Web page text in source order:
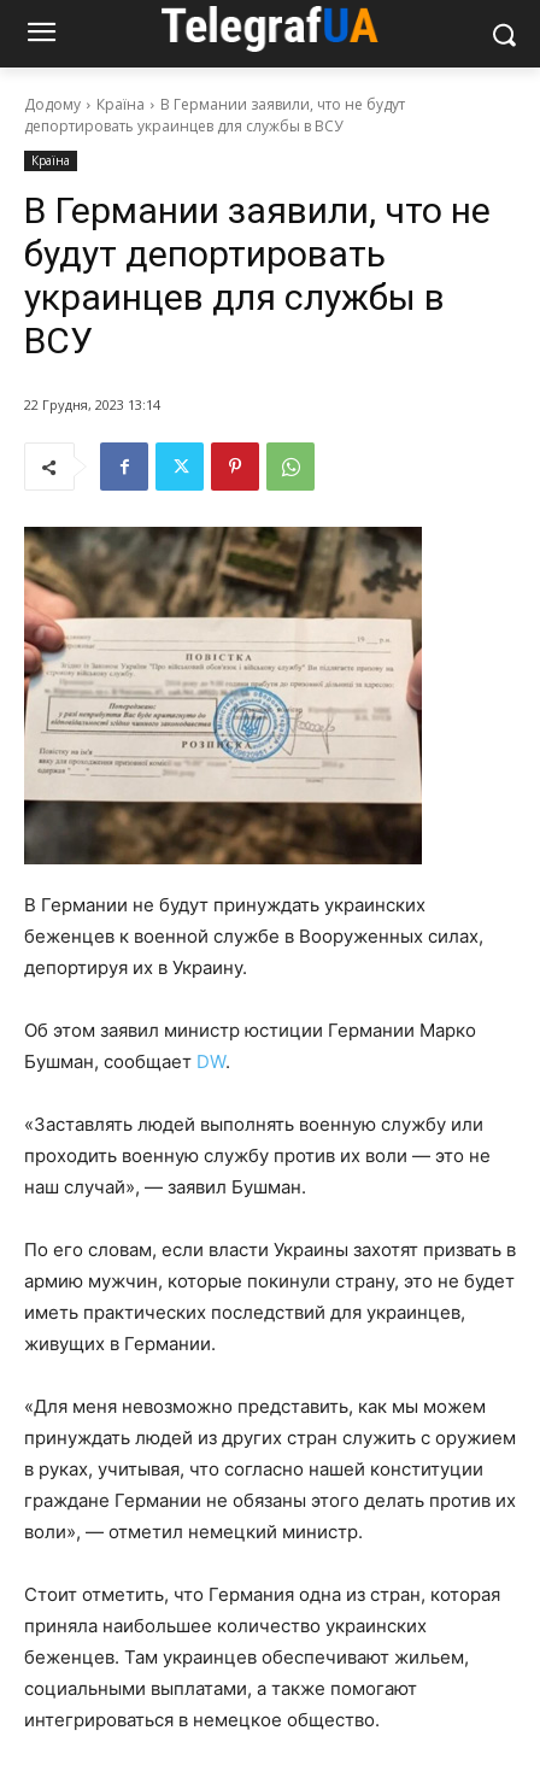
Додому Країна
В Германии заявили, что не будут
депортировать украинцев для службы в ВСУ
Країна
В Германии заявили, что не
будут депортировать
украинцев для службы в
ВСУ
22 Грудня, 2023 13:14
В Германии не будут принуждать украинских
беженцев к военной службе в Вооруженных силах,
депортируя их в Украину.
Об этом заявил министр юстиции Германии Марко
Бушман, сообщает DW.
«Заставлять людей выполнять военную службу или
проходить военную службу против их воли — это не
наш случай», — заявил Бушман.
По его словам, если власти Украины захотят призвать в
армию мужчин, которые покинули страну, это не будет
иметь практических последствий для украинцев,
живущих в Германии.
«Для меня невозможно представить, как мы можем
принуждать людей из других стран служить с оружием
в руках, учитывая, что согласно нашей конституции
граждане Германии не обязаны этого делать против их
воли», — отметил немецкий министр.
Стоит отметить, что Германия одна из стран, которая
приняла наибольшее количество украинских
беженцев. Там украинцев обеспечивают жильем,
социальными выплатами, а также помогают
интегрироваться в немецкое общество.